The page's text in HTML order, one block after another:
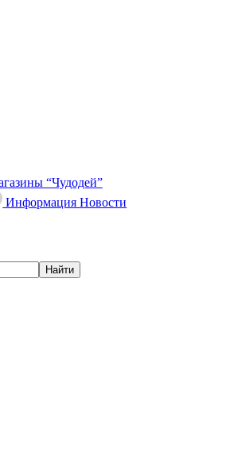
“Чудодей”
ИнформацияНовости
Найти